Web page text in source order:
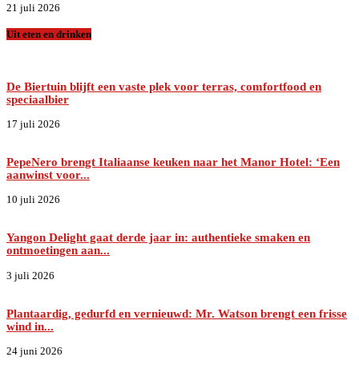
21 juli 2026
Uit eten en drinken
De Biertuin blijft een vaste plek voor terras, comfortfood en
speciaalbier
17 juli 2026
PepeNero brengt Italiaanse keuken naar het Manor Hotel: ‘Een
aanwinst voor...
10 juli 2026
Yangon Delight gaat derde jaar in: authentieke smaken en
ontmoetingen aan...
3 juli 2026
Plantaardig, gedurfd en vernieuwd: Mr. Watson brengt een frisse
wind in...
24 juni 2026